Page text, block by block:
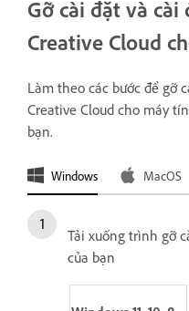
Gỡ cài đặt và
Creative Cloud
Làm theo các bước để gỡ
Creative Cloud cho máy
bạn.
Windows MacOS
Tải xuống trình gỡ
của bạn